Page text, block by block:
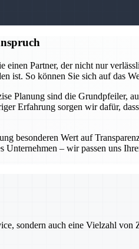
Partner, der nicht nur
ist. So können Sie sich auf das
Planung sind die Grundpfeiler,
Erfahrung sorgen wir dafür,
besonderen Wert auf
– wir passen uns
sondern auch eine Vielzahl von